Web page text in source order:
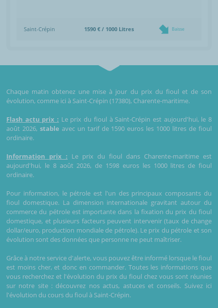
Saint-Crépin 1590 € / 1000 Litres Baisse
Chaque matin obtenez une mise à jour du prix du fioul et de son
évolution, comme ici à Saint-Crépin (17380), Charente-maritime.
Flash actu prix : Le prix du fioul à Saint-Crépin est aujourd'hui, le 8
août 2026, stable avec un tarif de 1590 euros les 1000 litres de fioul
ordinaire.
Information prix : Le prix du fioul dans Charente-maritime est
aujourd'hui, le 8 août 2026, de 1598 euros les 1000 litres de fioul
ordinaire.
Pour information, le pétrole est l'un des principaux composants du
fioul domestique. La dimension internationale gravitant autour du
commerce du pétrole est importante dans la fixation du prix du fioul
domestique, et plusieurs facteurs peuvent intervenir (taux de change
dollar/euro, production mondiale de pétrole). Le prix du pétrole et son
évolution sont des données que personne ne peut maîtriser.
Grâce à notre service d'alerte, vous pouvez être informé lorsque le fioul
est moins cher, et donc en commander. Toutes les informations que
vous recherchez et l'évolution du prix du fioul chez vous sont réunies
sur notre site : découvrez nos actus, astuces et conseils. Suivez ici
l'évolution du cours du fioul à Saint-Crépin.